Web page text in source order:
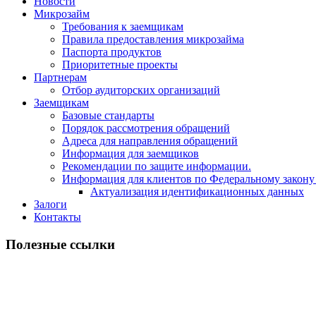
Микрозайм
Требования к заемщикам
Правила предоставления микрозайма
Паспорта продуктов
Приоритетные проекты
Партнерам
Отбор аудиторских организаций
Заемщикам
Базовые стандарты
Порядок рассмотрения обращений
Адреса для направления обращений
Информация для заемщиков
Рекомендации по защите информации.
Информация для клиентов по Федеральному
Актуализация идентификационных данных
Залоги
Контакты
Полезные ссылки